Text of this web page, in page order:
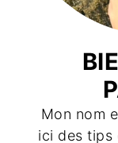
Mon nom
ici des tips